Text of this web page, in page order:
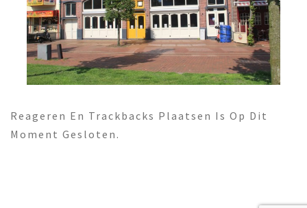
Reageren En Trackbacks Plaatsen Is Op Dit
Moment Gesloten.